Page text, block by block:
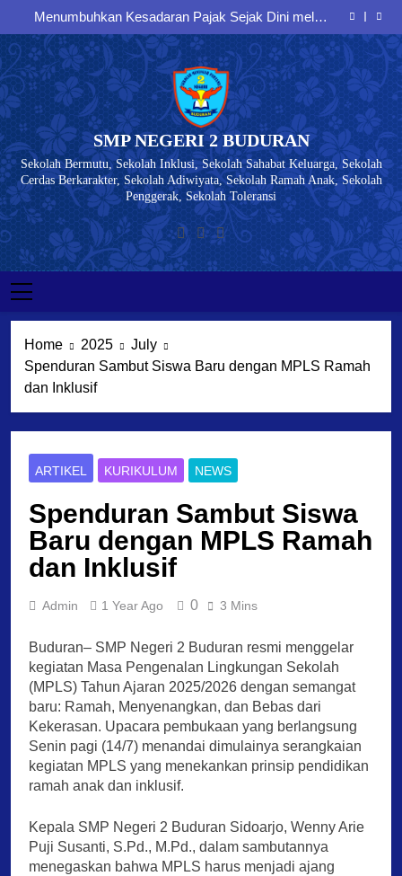
to
content
Seminar Entrepreneurship
Berkarakter melalui Sosialisasi Bersama Polresta
Menumbuhkan Kesadaran Pajak Sejak Dini melalui
Sosialisasi kepada Peserta Didik SMP Negeri 2
Buduran
Membangun Karakter, Disiplin, dan Jiwa Nasionalisme
melalui Latihan PBB Bersama Koramil Buduran
Menumbuhkan Jiwa Wirausaha Sejak Dini: Siswa
Kelas IX SMPN 2 Buduran Antusias Mengikuti
Seminar Entrepreneurship
Membangun Generasi Tertib Berlalu Lintas dan
Berkarakter melalui Sosialisasi Bersama Polresta
Sidoarjo
Menumbuhkan Kesadaran Pajak Sejak Dini melalui
Sosialisasi kepada Peserta Didik SMP Negeri 2
Buduran
SMP NEGERI 2 BUDURAN
Sekolah Bermutu, Sekolah Inklusi, Sekolah Sahabat Keluarga, Sekolah
Cerdas Berkarakter, Sekolah Adiwiyata, Sekolah Ramah Anak, Sekolah
Penggerak, Sekolah Toleransi
Home 2025
July
Spenduran Sambut Siswa Baru dengan MPLS Ramah
dan Inklusif
ARTIKEL KURIKULUM NEWS
Spenduran Sambut Siswa
Baru dengan MPLS Ramah
dan Inklusif
Admin 1 Year Ago 0 3 Mins
Buduran– SMP Negeri 2 Buduran resmi menggelar
kegiatan Masa Pengenalan Lingkungan Sekolah
(MPLS) Tahun Ajaran 2025/2026 dengan semangat
baru: Ramah, Menyenangkan, dan Bebas dari
Kekerasan. Upacara pembukaan yang berlangsung
Senin pagi (14/7) menandai dimulainya serangkaian
kegiatan MPLS yang menekankan prinsip pendidikan
ramah anak dan inklusif.
Kepala SMP Negeri 2 Buduran Sidoarjo, Wenny Arie
Puji Susanti, S.Pd., M.Pd., dalam sambutannya
menegaskan bahwa MPLS harus menjadi ajang